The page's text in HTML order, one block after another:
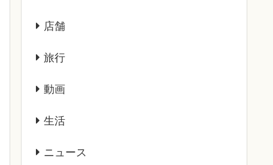
店舗
旅行
動画
生活
ニュース